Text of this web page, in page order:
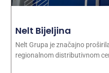
Nelt Bijeljina
Nelt Grupa je značajno
regionalnom distributivnom